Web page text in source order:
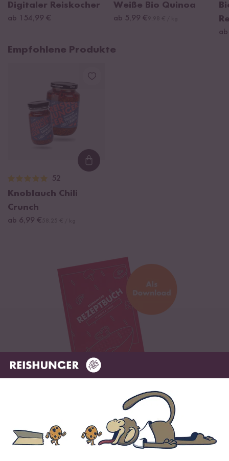
Digitaler Reiskocher
ab 154,99 €
Weiße Bio Quinoa
ab 5,99 €
Empfohlene Produkte
Loading...
52
Knoblauch Chili
Crunch
ab 6,99 €
Digitales Rezeptbuch per E-Mail
✔️ 25 leckere Rezepte aus unseren bunten Kochwelten
✔️ Von Sushi über Curry bis hin zu Desserts
✔️ Inklusive Tipps & Tricks für die Zubereitung